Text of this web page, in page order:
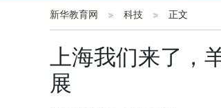
新华教育网 科技 正文
上海我们来了，
展